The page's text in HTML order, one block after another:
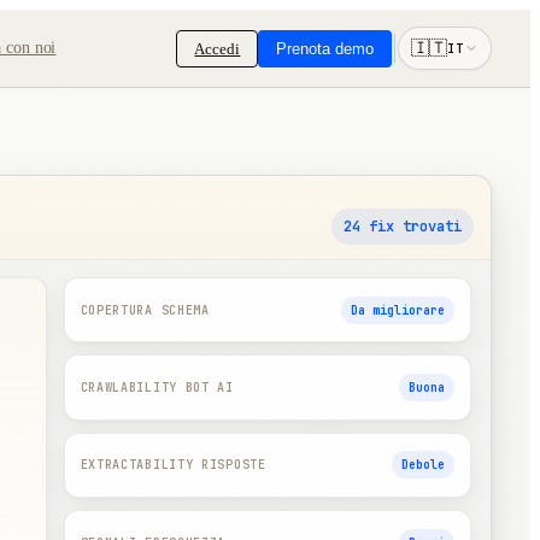
con noi Accedi Prenota demo 🇮🇹IT
24 fix trovati
COPERTURA SCHEMA Da migliorare
CRAWLABILITY BOT AI Buona
EXTRACTABILITY RISPOSTE Debole